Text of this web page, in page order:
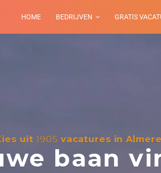
HOME BEDRIJVEN GRATIS
uit1905 vacatures in Almere
baan